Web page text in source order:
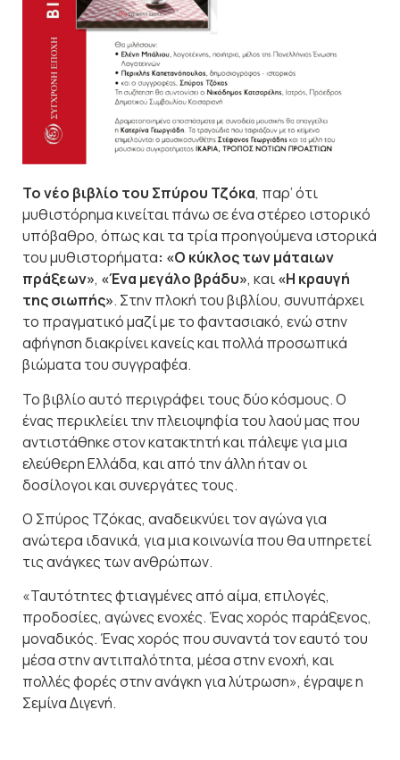
Το νέο βιβλίο του Σπύρου Τζόκα, παρ’ ότι
μυθιστόρημα κινείται πάνω σε ένα στέρεο ιστορικό
υπόβαθρο, όπως και τα τρία προηγούμενα ιστορικά
του μυθιστορήματα: «Ο κύκλος των μάταιων
πράξεων», «Ένα μεγάλο βράδυ», και«Η κραυγή
της σιωπής». Στην πλοκή του βιβλίου, συνυπάρχει
το πραγματικό μαζί με το φαντασιακό, ενώ στην
αφήγηση διακρίνει κανείς και πολλά προσωπικά
βιώματα του συγγραφέα.
Το βιβλίο αυτό περιγράφει τους δύο κόσμους. Ο
ένας περικλείει την πλειοψηφία του λαού μας που
αντιστάθηκε στον κατακτητή και πάλεψε για μια
ελεύθερη Ελλάδα, και από την άλλη ήταν οι
δοσίλογοι και συνεργάτες τους.
Ο Σπύρος Τζόκας, αναδεικνύει τον αγώνα για
ανώτερα ιδανικά, για μια κοινωνία που θα υπηρετεί
τις ανάγκες των ανθρώπων.
«Ταυτότητες φτιαγμένες από αίμα, επιλογές,
προδοσίες, αγώνες ενοχές. Ένας χορός παράξενος,
μοναδικός. Ένας χορός που συναντά τον εαυτό του
μέσα στην αντιπαλότητα, μέσα στην ενοχή, και
πολλές φορές στην ανάγκη για λύτρωση», έγραψε η
Σεμίνα Διγενή.